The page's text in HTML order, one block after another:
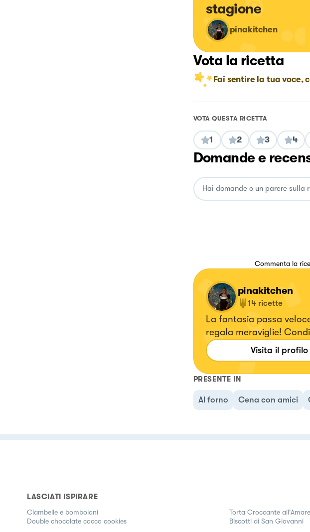
stagione
pinakitchen
Vota la ricetta
Fai sentire la tua voce,
VOTA QUESTA RICETTA
1 2 3 4
Domande e
Commenta la
pinakitchen
14 ricette
La fantasia passa
regala meraviglie!
glutine 🚫 sia dolce che
Visita il profilo
PRESENTE IN
Al forno Cena con amici
LASCIATI ISPIRARE
Ciambelle e bomboloni
Double chocolate cocco cookies
Torta Croccante
Biscotti di San Giovanni